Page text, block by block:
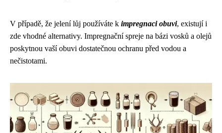
V případě, že jelení lůj používáte k impregnaci obuvi, existují i
zde vhodné alternativy. Impregnační spreje na bázi vosků a olejů
poskytnou vaší obuvi dostatečnou ochranu před vodou a
nečistotami.